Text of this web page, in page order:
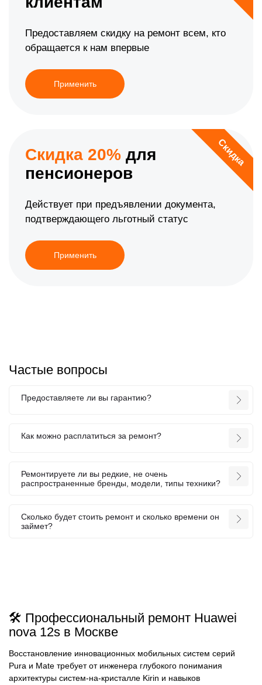
Предоставляем скидку на ремонт всем, кто
обращается к нам впервые
Применить
Скидка
Скидка 20% для
пенсионеров
Действует при предъявлении документа,
подтверждающего льготный статус
Применить
Частые вопросы
Предоставляете ли вы гарантию?
Как можно расплатиться за ремонт?
Ремонтируете ли вы редкие, не очень
распространенные бренды, модели, типы техники?
Сколько будет стоить ремонт и сколько времени он
займет?
🛠️ Профессиональный ремонт Huawei
nova 12s в Москве
Восстановление инновационных мобильных систем серий
Pura и Mate требует от инженера глубокого понимания
архитектуры систем-на-кристалле Kirin и навыков